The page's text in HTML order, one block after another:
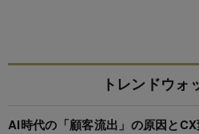
トレンドウォ
AI時代の「顧客流出」の原因とCX